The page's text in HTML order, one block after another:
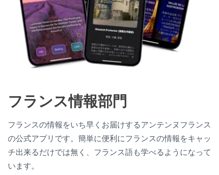
フランス情報部門
フランスの情報をいち早くお届けするアンテンヌフランス
の公式アプリです。簡単に便利にフランスの情報をキャッ
チ出来るだけでは無く、フランス語も学べるようになって
います。